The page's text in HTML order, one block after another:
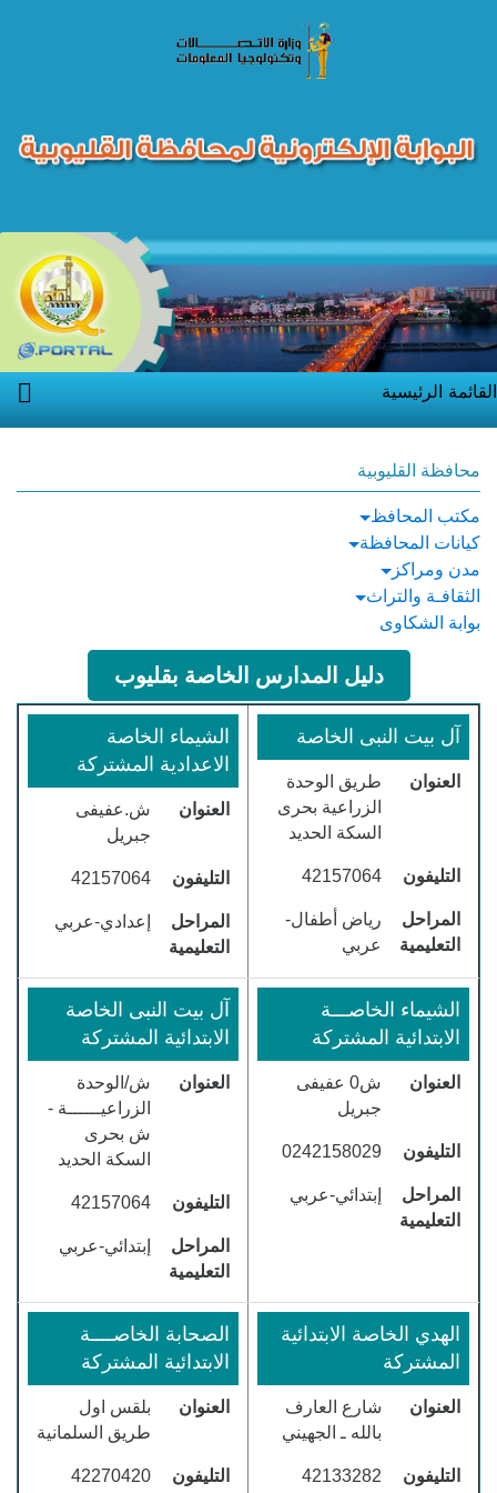
القائمة الرئيسية
محافظة القليوبية
مكتب المحافظ
كيانات المحافظة
مدن ومراكز
الثقافـة والتراث
بوابة الشكاوى
دليل المدارس الخاصة بقليوب
آل بيت النبى الخاصة
العنوان
طريق الوحدة
الزراعية بحرى
السكة الحديد
التليفون 42157064
المراحل
التعليمية
رياض أطفال-
عربي
الشيماء الخاصة
الاعدادية المشتركة
العنوان
ش.عفيفى
جبريل
التليفون 42157064
المراحل
التعليمية
إعدادي-عربي
الشيماء الخاصـــة
الابتدائية المشتركة
العنوان
ش0 عفيفى
جبريل
التليفون 0242158029
المراحل
التعليمية
إبتدائي-عربي
آل بيت النبى الخاصة
الابتدائية المشتركة
العنوان
ش/الوحدة
الزراعيــــــة -
ش بحرى
السكة الحديد
التليفون 42157064
المراحل
التعليمية
إبتدائي-عربي
الهدي الخاصة الابتدائية
المشتركة
العنوان
شارع العارف
بالله ـ الجهيني
التليفون 42133282
الصحابة الخاصــــة
الابتدائية المشتركة
العنوان
بلقس اول
طريق السلمانية
التليفون 42270420